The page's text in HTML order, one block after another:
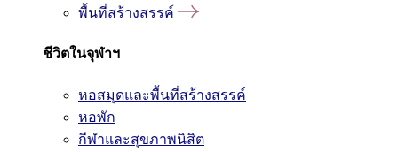
พื้นที่สร้างสรรค์
ชีวิตในจุฬาฯ
หอสมุดและพื้นที่สร้างสรรค์
หอพัก
กีฬาและสุขภาพนิสิต